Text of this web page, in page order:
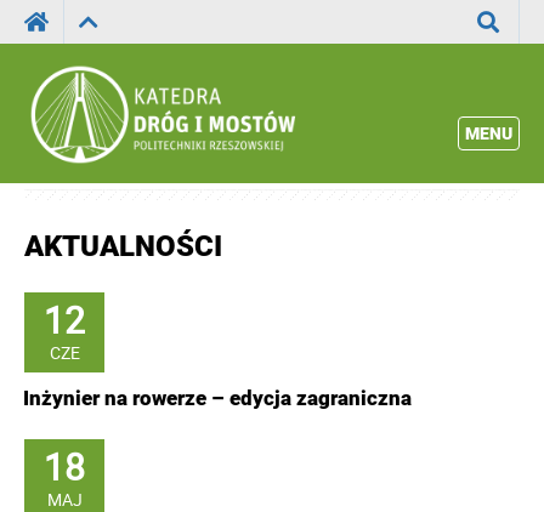
MENU
AKTUALNOŚCI
12
CZE
Inżynier na rowerze – edycja zagraniczna
18
MAJ